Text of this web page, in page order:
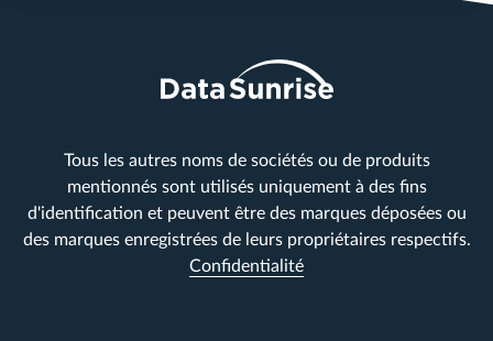
Tous les autres noms de sociétés ou de produits
mentionnés sont utilisés uniquement à des fins
d'identification et peuvent être des marques déposées ou
des marques enregistrées de leurs propriétaires respectifs.
Confidentialité